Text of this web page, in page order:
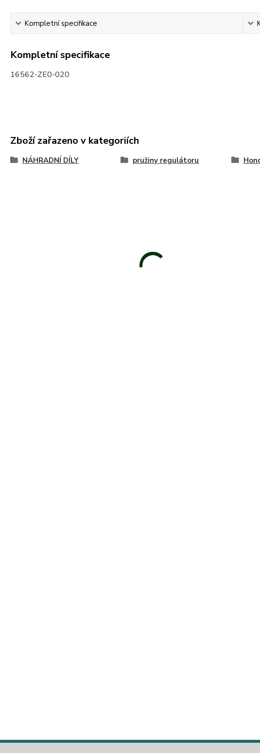
Kompletní specifikace
Kompletní specifikace
16562-ZE0-020
Zboží zařazeno v kategoriích
NÁHRADNÍ DÍLY pružiny regulátoru